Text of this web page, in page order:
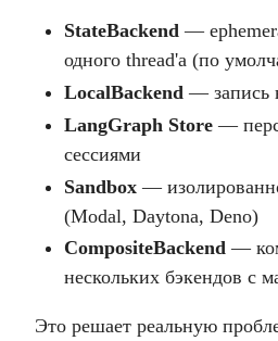
StateBackend —
одного thread'а (по
LocalBackend — запись
LangGraph Store —
сессиями
Sandbox —
(Modal, Daytona, Deno)
CompositeBackend —
нескольких бэкендов с
Это решает реальную